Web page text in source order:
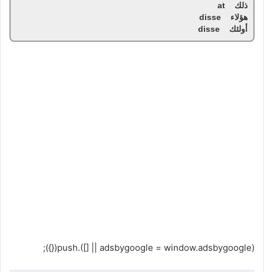
ذلك at
هؤلاء disse
أولئك disse
(adsbygoogle = window.adsbygoogle || []).push({});